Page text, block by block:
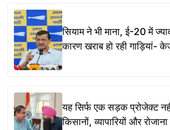
सियाम ने भी माना, ई-20 में
कारण खराब हो रही गाड़ियां-
यह सिर्फ एक सड़क प्रोजेक्ट
किसानों, व्यापारियों और